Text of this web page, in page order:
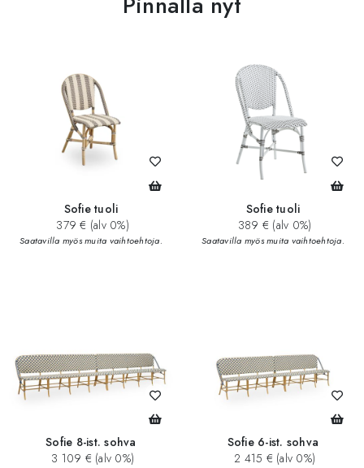
Sofie tuoli
379 € (alv 0%)
Saatavilla myös muita vaihtoehtoja.
Sofie tuoli
389 € (alv 0%)
Saatavilla myös muita vaihtoehtoja.
Sofie 8-ist. sohva
3 109 € (alv 0%)
Sofie 6-ist. sohva
2 415 € (alv 0%)